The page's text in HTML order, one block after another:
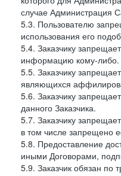
случае Администрация
5.3. Пользователю
использования его
5.4. Заказчику
информацию кому-либо.
5.5. Заказчику
являющихся
5.6. Заказчику
данного Заказчика.
5.7. Заказчику
в том числе запрещено
5.8. Предоставление
иными Договорами,
5.9. Заказчик обязан по